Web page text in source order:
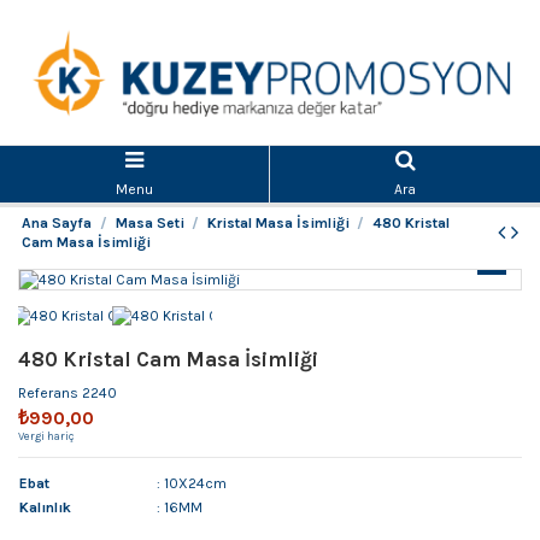
Menu
Ara
Ana Sayfa
Masa Seti Kristal Masa İsimliği
480 Kristal
Cam Masa İsimliği
480 Kristal Cam Masa İsimliği
Referans 2240
₺990,00
Vergi hariç
Ebat
: 10X24cm
Kalınlık
: 16MM